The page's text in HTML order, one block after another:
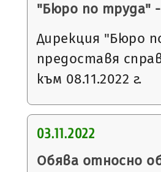
"Бюро по труда"
Дирекция "Бюро
предоставя
към 08.11.2022 г.
03.11.2022
Обява относно